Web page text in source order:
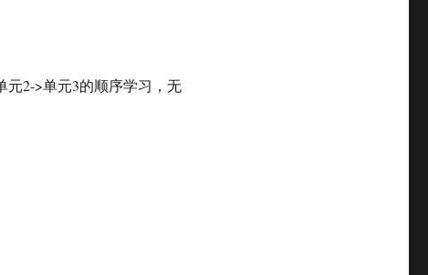
元2->单元3的顺序学习，无